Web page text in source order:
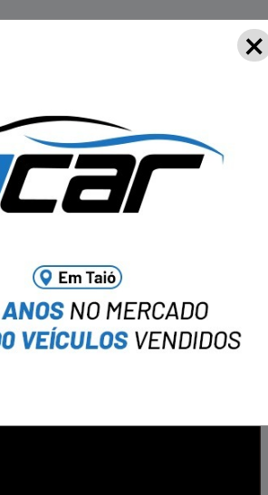
do Portal OBV. ×